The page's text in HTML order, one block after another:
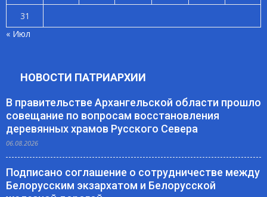
31
« Июл
НОВОСТИ ПАТРИАРХИИ
В правительстве Архангельской области прошло
совещание по вопросам восстановления
деревянных храмов Русского Севера
06.08.2026
Подписано соглашение о сотрудничестве между
Белорусским экзархатом и Белорусской